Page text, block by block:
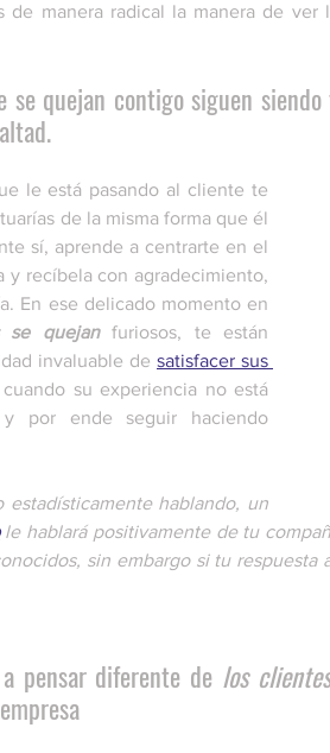
de manera radical la manera de ver
se quejan contigo siguen
le está pasando al cliente te
de la misma forma que él
sí, aprende a centrarte en el
y recíbela con agradecimiento,
En ese delicado momento en
se quejan furiosos, te están
invaluable de satisfacer sus
cuando su experiencia no está
y por ende seguir haciendo
le hablará positivamente de tu
sin embargo si tu respuesta
pensar diferente de los